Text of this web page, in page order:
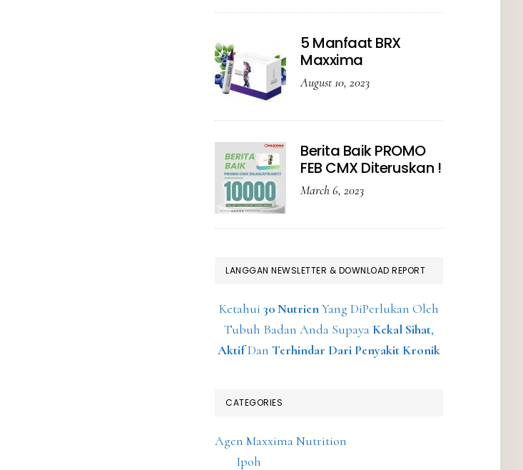
5 Manfaat BRX
Maxxima
August 10, 2023
Berita Baik PROMO
FEB CMX Diteruskan !
March 6, 2023
LANGGAN NEWSLETTER & DOWNLOAD REPORT
Ketahui 30 NutrienYang DiPerlukan Oleh
Tubuh Badan Anda Supaya Kekal Sihat,
AktifDan Terhindar Dari Penyakit Kronik
CATEGORIES
Agen Maxxima Nutrition
Ipoh